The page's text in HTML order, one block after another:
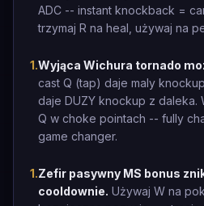
ADC -- instant knockback =
trzymaj R na heal, używaj na
1.Wyjąca Wichura tornado
cast Q (tap) daje maly
daje DUZY knockup z daleka.
Q w choke pointach -- fully
game changer.
1.Zefir pasywny MS bonus
cooldownie. Używaj W na